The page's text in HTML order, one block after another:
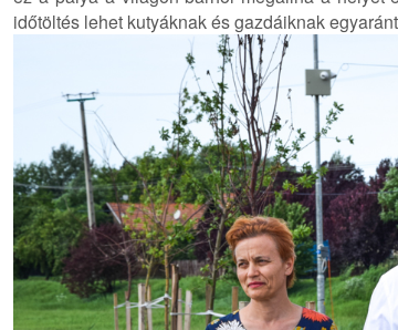
időtöltés lehet kutyáknak és gazdáiknak